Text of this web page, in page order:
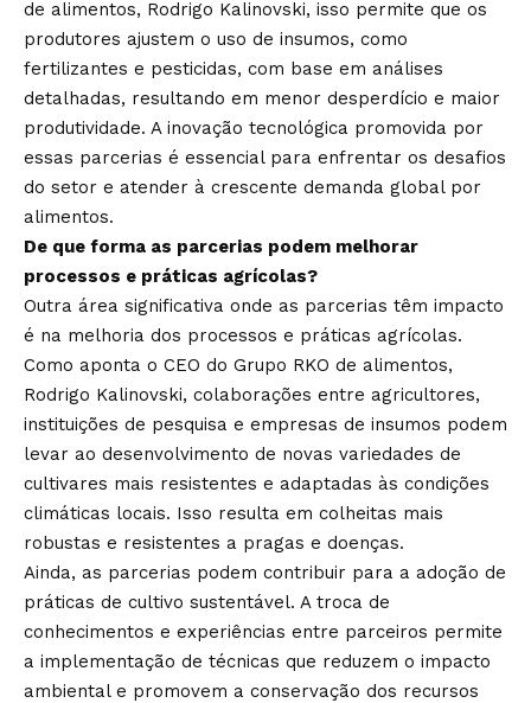
de alimentos, Rodrigo Kalinovski, isso permite que os
produtores ajustem o uso de insumos, como
fertilizantes e pesticidas, com base em análises
detalhadas, resultando em menor desperdício e maior
produtividade. A inovação tecnológica promovida por
essas parcerias é essencial para enfrentar os desafios
do setor e atender à crescente demanda global por
alimentos.
De que forma as parcerias podem melhorar
processos e práticas agrícolas?
Outra área significativa onde as parcerias têm impacto
é na melhoria dos processos e práticas agrícolas.
Como aponta o CEO do Grupo RKO de alimentos,
Rodrigo Kalinovski, colaborações entre agricultores,
instituições de pesquisa e empresas de insumos podem
levar ao desenvolvimento de novas variedades de
cultivares mais resistentes e adaptadas às condições
climáticas locais. Isso resulta em colheitas mais
robustas e resistentes a pragas e doenças.
Ainda, as parcerias podem contribuir para a adoção de
práticas de cultivo sustentável. A troca de
conhecimentos e experiências entre parceiros permite
a implementação de técnicas que reduzem o impacto
ambiental e promovem a conservação dos recursos